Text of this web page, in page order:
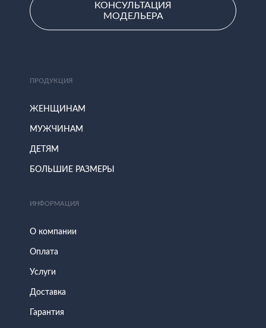
КОНСУЛЬТАЦИЯ
МОДЕЛЬЕРА
ПРОДУКЦИЯ
ЖЕНЩИНАМ
МУЖЧИНАМ
ДЕТЯМ
БОЛЬШИЕ РАЗМЕРЫ
ИНФОРМАЦИЯ
О компании
Оплата
Услуги
Доставка
Гарантия